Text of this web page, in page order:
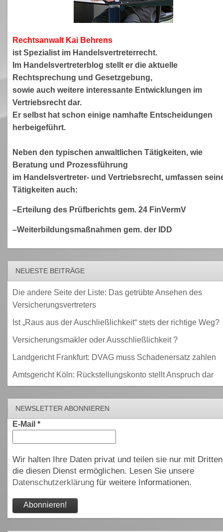
Rechtsanwalt Kai Behrens
ist Spezialist im Handelsvertreterrecht.
Im Handelsvertreterblog stellt er die aktuelle
Rechtsprechung und Gesetzgebung,
sowie auch weitere interessante Entwicklungen im
Vertriebsrecht dar.
Er selbst hat schon einige namhafte Entscheidungen
herbeigeführt.
Neben den typischen anwaltlichen Tätigkeiten, wie
Beratung und Prozessführung
im Handelsvertreter- und Vertriebsrecht, umfassen
Tätigkeiten auch:
–Erteilung des Prüfberichts gem. 24 FinVermV
–Weiterbildungsmaßnahmen gem. der IDD
NEUESTE BEITRÄGE
Die andere Seite der Liste: Das getrübte Ansehen des
Versicherungsvertreters
Ist „Raus aus der Auschließlichkeit“ stets der richtige Weg?
Versicherungsmakler oder Ausschließlichkeit ?
Landgericht Frankfurt: DVAG muss Schadenersatz zahlen
Amtsgericht Köln: Rückstellungskonto stellt Anspruch dar
NEWSLETTER ABONNIEREN
E-Mail *
Wir halten Ihre Daten privat und teilen sie nur mit
die diesen Dienst ermöglichen. Lesen Sie unsere
Datenschutzerklärungfür weitere Informationen.